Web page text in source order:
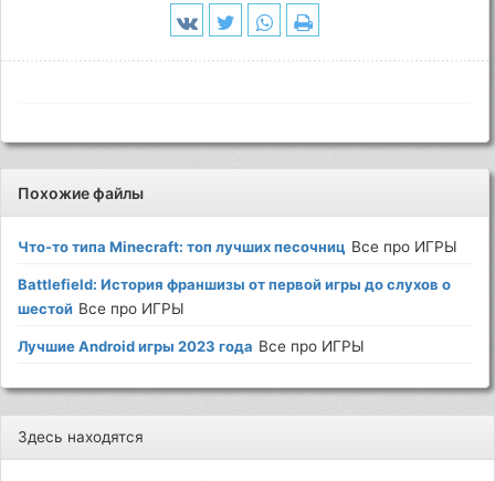
Похожие файлы
Что-то типа Minecraft: топ лучших песочниц Все про ИГРЫ
Battlefield: История франшизы от первой игры до слухов о
шестой Все про ИГРЫ
Лучшие Android игры 2023 года Все про ИГРЫ
Здесь находятся